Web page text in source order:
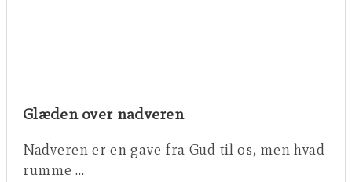
Glæden over nadveren
Nadveren er en gave fra Gud til os, men hvad
rumme …